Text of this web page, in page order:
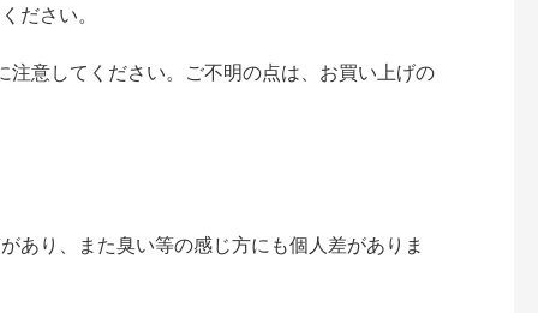
ださい。
意してください。ご不明の点は、お買い上げの
あり、また臭い等の感じ方にも個人差がありま